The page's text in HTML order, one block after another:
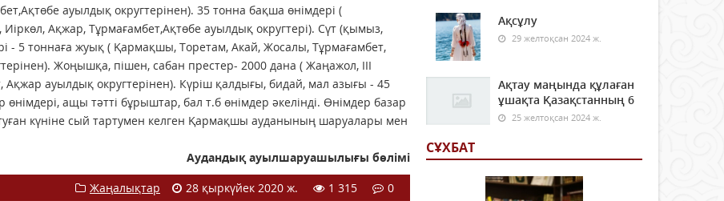
ауылдық округтерінен). 35 тонна бақша өнімдері (
Ақжар, Тұрмағамбет,Ақтөбе ауылдық округтері). Сүт (қымыз,
- 5 тоннаға жуық ( Қармақшы, Торетам, Акай, Жосалы, Тұрмағамбет,
Жоңышқа, пішен, сабан престер- 2000 дана ( Жаңажол, ІІІ
ауылдық округтерінен). Күріш қалдығы, бидай, мал азығы - 45
ащы тәтті бұрыштар, бал т.б өнімдер әкелінді. Өнімдер базар
күніне сый тартумен келген Қармақшы ауданының шаруалары мен
Аудандық ауылшаруашылығы бөлімі
Жаңалықтар
28 қыркүйек 2020 ж. 1 315 0
Ақсұлу
29 желтоқсан 2024 ж.
Ақтау маңында құлаған
ұшақта Қазақстанның 6
25 желтоқсан 2024 ж.
СҰХБАТ